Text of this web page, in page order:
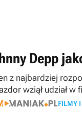
Depp
z najbardziej
wziął udział
FILMY I